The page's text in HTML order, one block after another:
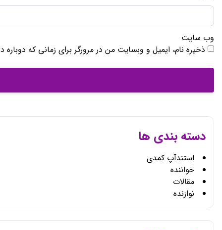
پلتفرم فروش بلیط کنسرت ها و رویدادهای بین المللی ایرانیان
لینک های مرتبط
لینک های مرتبط